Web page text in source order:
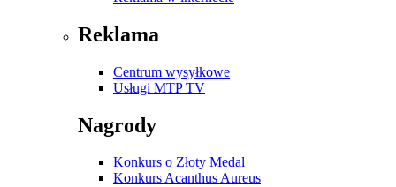
Reklama
Centrum wysyłkowe
Usługi MTP TV
Nagrody
Konkurs o Złoty Medal
Konkurs Acanthus Aureus